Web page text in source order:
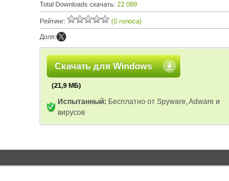
Total Downloads скачать: 22 089
Рейтинг: (0 голоса)
Доля:
Скачать для Windows
(21,9 МБ)
Испытанный: Бесплатно от Spyware, Adware и
вирусов